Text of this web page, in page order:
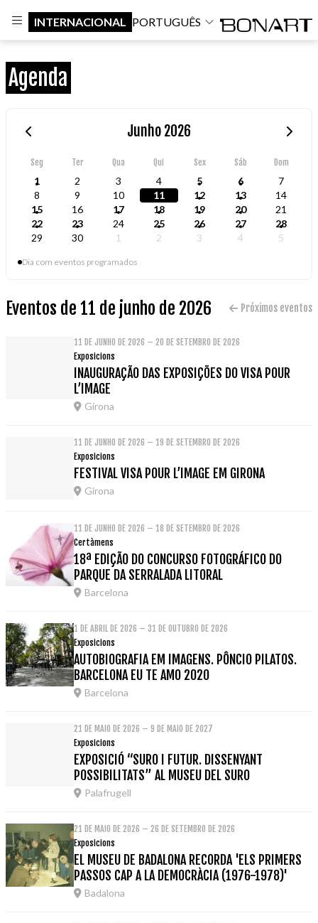
INTERNACIONAL PORTUGUÊS
Agenda
Junho 2026
Seg Ter Qua Qui Sex Sáb Dom
1 2 3 4 5 6
7
8
9 10 11 12 13
14
15
16 17 18 19 20
21
22
23 24 25 26 27
28
29
30 1 2 3 4 5
Dia com eventos programados
Eventos de 11 de junho de 2026 Próximos eventos
11 DE JUNHO DE 2026 – 20 DE SETEMBRO DE 2026
Exposicions
INAUGURAÇÃO DAS EXPOSIÇÕES DO VISA POUR
L’IMAGE
Girona
11 DE JUNHO DE 2026 – 19 DE SETEMBRO DE 2026
Exposicions
FESTIVAL VISA POUR L’IMAGE EM GIRONA
Girona
11 DE JUNHO DE 2026 – 18 DE SETEMBRO DE 2026
Certàmens
18ª EDIÇÃO DO CONCURSO FOTOGRÁFICO DO
PARQUE DA SERRALADA LITORAL
Barcelona
1 DE ABRIL DE 2026 – 31 DE OUTUBRO DE 2026
Exposicions
AUTOBIOGRAFIA EM IMAGENS. PÔNCIO PILATOS.
BARCELONA EU TE AMO 2020
Barcelona
21 DE MAIO DE 2026 – 9 DE MAIO DE 2027
Exposicions
EXPOSICIÓ “SURO I FUTUR. DISSENYANT
POSSIBILITATS” AL MUSEU DEL SURO
Palafrugell
21 DE MAIO DE 2026 – 26 DE SETEMBRO DE 2026
Exposicions
EL MUSEU DE BADALONA RECORDA 'ELS PRIMERS
PASSOS CAP A LA DEMOCRÀCIA (1976-1978)'
Badalona